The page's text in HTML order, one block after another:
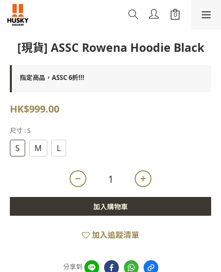
[現貨] ASSC Rowena Hoodie Black
指定商品，ASSC 6折!!!
HK$999.00
尺寸 : S
S M L
加入購物車
加入追蹤清單
分享到